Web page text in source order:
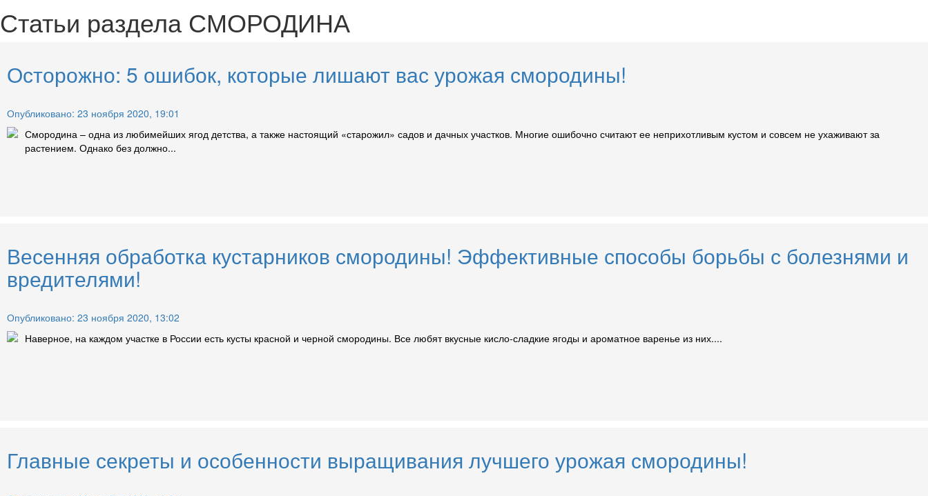
Статьи раздела СМОРОДИНА
Осторожно: 5 ошибок, которые лишают вас урожая смородины!
Опубликовано: 23 ноября 2020, 19:01
Смородина – одна из любимейших ягод детства, а также настоящий «старожил» садов и дачных участков. Многие ошибочно считают ее неприхотливым кустом и совсем не ухаживают за
растением. Однако без должно...
Весенняя обработка кустарников смородины! Эффективные способы борьбы с болезнями и
вредителями!
Опубликовано: 23 ноября 2020, 13:02
Наверное, на каждом участке в России есть кусты красной и черной смородины. Все любят вкусные кисло-сладкие ягоды и ароматное варенье из них....
Главные секреты и особенности выращивания лучшего урожая смородины!